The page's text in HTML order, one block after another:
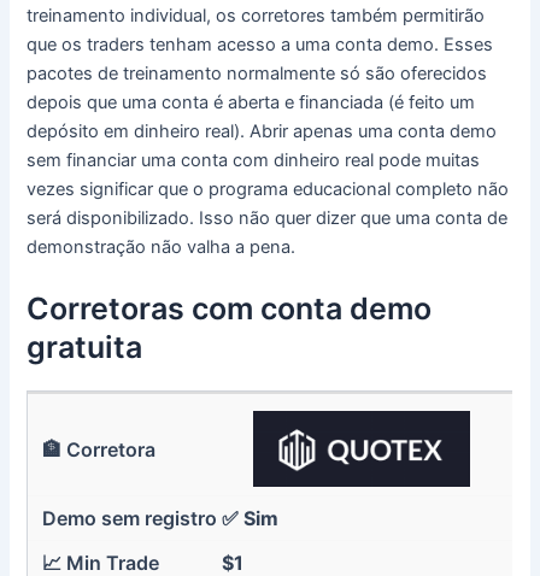
treinamento individual, os corretores também permitirão
que os traders tenham acesso a uma conta demo. Esses
pacotes de treinamento normalmente só são oferecidos
depois que uma conta é aberta e financiada (é feito um
depósito em dinheiro real). Abrir apenas uma conta demo
sem financiar uma conta com dinheiro real pode muitas
vezes significar que o programa educacional completo não
será disponibilizado. Isso não quer dizer que uma conta de
demonstração não valha a pena.
Corretoras com conta demo
gratuita
✅ Sim
$1